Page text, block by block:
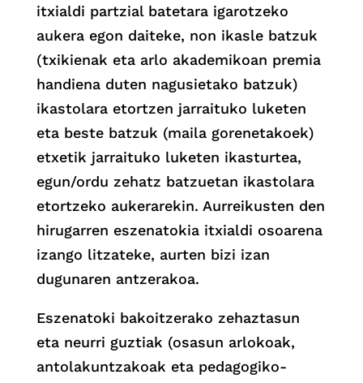
itxialdi partzial batetara igarotzeko
aukera egon daiteke, non ikasle batzuk
(txikienak eta arlo akademikoan premia
handiena duten nagusietako batzuk)
ikastolara etortzen jarraituko luketen
eta beste batzuk (maila gorenetakoek)
etxetik jarraituko luketen ikasturtea,
egun/ordu zehatz batzuetan ikastolara
etortzeko aukerarekin. Aurreikusten den
hirugarren eszenatokia itxialdi osoarena
izango litzateke, aurten bizi izan
dugunaren antzerakoa.
Eszenatoki bakoitzerako zehaztasun
eta neurri guztiak (osasun arlokoak,
antolakuntzakoak eta pedagogiko-